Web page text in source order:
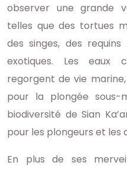
observer une grande
telles que des tortues
des singes, des
exotiques. Les eaux
regorgent de vie
pour la plongée sous-
biodiversité de Sian
pour les plongeurs et les
En plus de ses